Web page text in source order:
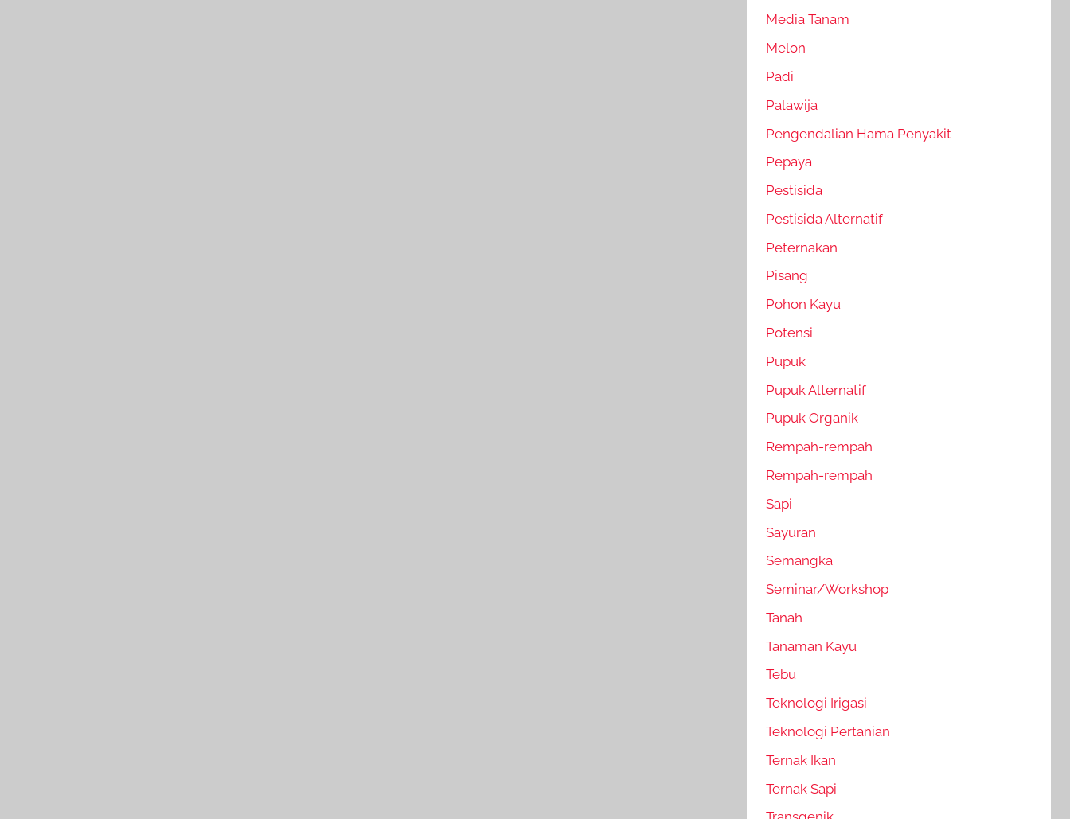
Media Tanam
Melon
Padi
Palawija
Pengendalian Hama Penyakit
Pepaya
Pestisida
Pestisida Alternatif
Peternakan
Pisang
Pohon Kayu
Potensi
Pupuk
Pupuk Alternatif
Pupuk Organik
Rempah-rempah
Rempah-rempah
Sapi
Sayuran
Semangka
Seminar/Workshop
Tanah
Tanaman Kayu
Tebu
Teknologi Irigasi
Teknologi Pertanian
Ternak Ikan
Ternak Sapi